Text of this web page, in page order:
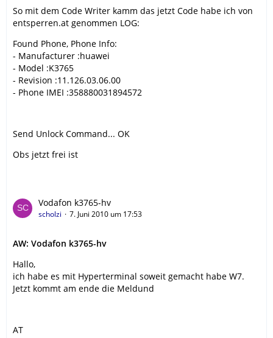
So mit dem Code Writer kamm das jetzt Code habe ich von
entsperren.at genommen LOG:
Found Phone, Phone Info:
- Manufacturer :huawei
- Model :K3765
- Revision :11.126.03.06.00
- Phone IMEI :358880031894572
Send Unlock Command... OK
Obs jetzt frei ist
Vodafon k3765-hv
scholzi 7. Juni 2010 um 17:53
AW: Vodafon k3765-hv
Hallo,
ich habe es mit Hyperterminal soweit gemacht habe W7.
Jetzt kommt am ende die Meldund
AT